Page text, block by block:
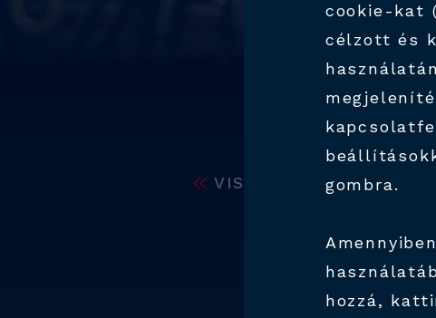
cookie-kat
célzott és
gombra.
hozzá,
VISSZA